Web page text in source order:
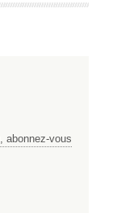
, abonnez-vous